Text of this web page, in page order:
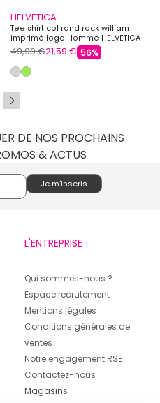
HELVETICA
Tee shirt col rond rock william
imprimé logo Homme HELVETICA
49,99 €21,59 € 56%
DE NOS PROCHAINS
& ACTUS
L'ENTREPRISE
Qui sommes-nous ?
Espace recrutement
Mentions légales
Conditions générales de
ventes
Notre engagement RSE
Contactez-nous
Magasins